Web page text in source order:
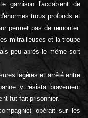
garnison l'accablent de
trous profonds et
permet pas de remonter.
mitrailleuses et la troupe
peu après le même sort
légères et arrêté entre
y résista bravement
fut fait prisonnier.
opérait sur les